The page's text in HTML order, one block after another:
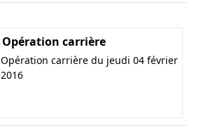
Opération carrière
Opération carrière du jeudi 04 février
2016